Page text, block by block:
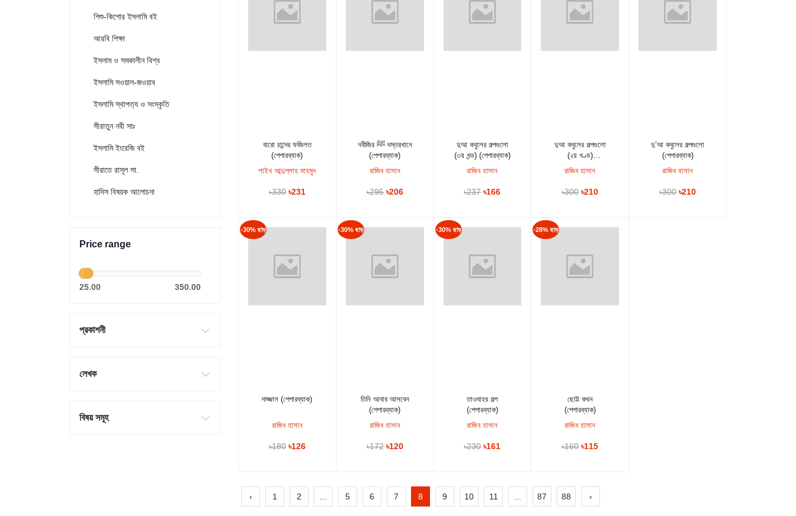
শিশু-কিশোর ইসলামি বই
আরবি শিক্ষা
ইসলাম ও সমকালীন বিশ্ব
ইসলামি সওয়াল-জওয়াব
ইসলামি স্থাপত্য ও সংস্কৃতি
সীরাতুন নবী সাঃ
ইসলামি ইংরেজি বই
সীরাতে রাসূল সা.
হাদিস বিষয়ক আলোচনা
Price range
25.00 350.00
প্রকাশনী
লেখক
বিষয় সমূহ
কার্টে যুক্ত করুন
বারো চান্দের ফজিলত
(পেপারব্যাক)
শাইখ আব্দুল্লাহ মাহমুদ
৳330 ৳231
কার্টে যুক্ত করুন
নবীজির ﷺ দস্তরখানে
(পেপারব্যাক)
রাজিব হাসান
৳295 ৳206
কার্টে যুক্ত করুন
দুআ কবুলের গল্পগুলো
(৩য় খন্ড) (পেপারব্যাক)
রাজিব হাসান
৳237 ৳166
কার্টে যুক্ত করুন
দুআ কবুলের গল্পগুলো
(২য় খণ্ড)
(পেপারব্যাক)
রাজিব হাসান
৳300 ৳210
কার্টে যুক্ত করুন
দু’আ কবুলের গল্পগুলো
(পেপারব্যাক)
রাজিব হাসান
৳300 ৳210
-30% ছাড়
কার্টে যুক্ত করুন
দাজ্জাল (পেপারব্যাক)
রাজিব হাসান
৳180 ৳126
-30% ছাড়
কার্টে যুক্ত করুন
তিনি আবার আসবেন
(পেপারব্যাক)
রাজিব হাসান
৳172 ৳120
-30% ছাড়
কার্টে যুক্ত করুন
তাওবাহর গল্প
(পেপারব্যাক)
রাজিব হাসান
৳230 ৳161
-28% ছাড়
কার্টে যুক্ত করুন
ছোট্ট কথন
(পেপারব্যাক)
রাজিব হাসান
৳160 ৳115
‹ 1 2 5 6 7 8 9 10 11 87 88 ›